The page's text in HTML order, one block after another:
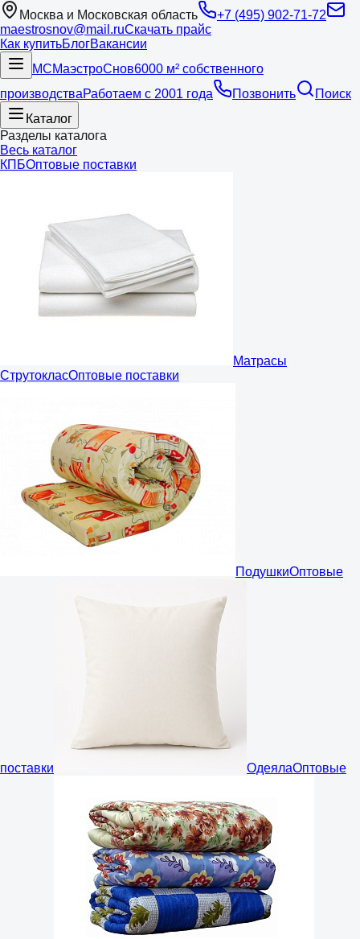
Москва и Московская область
+7 (495) 902-71-72
maestrosnov@mail.ruСкачать прайс
Как купитьБлогВакансии
МСМаэстроСнов6000 м² собственного
производстваРаботаем с 2001 года Позвонить
Поиск
Каталог
Разделы каталога
Весь каталог
КПБОптовые поставки
Матрасы
СтрутокласОптовые поставки
ПодушкиОптовые
поставки ОдеялаОптовые